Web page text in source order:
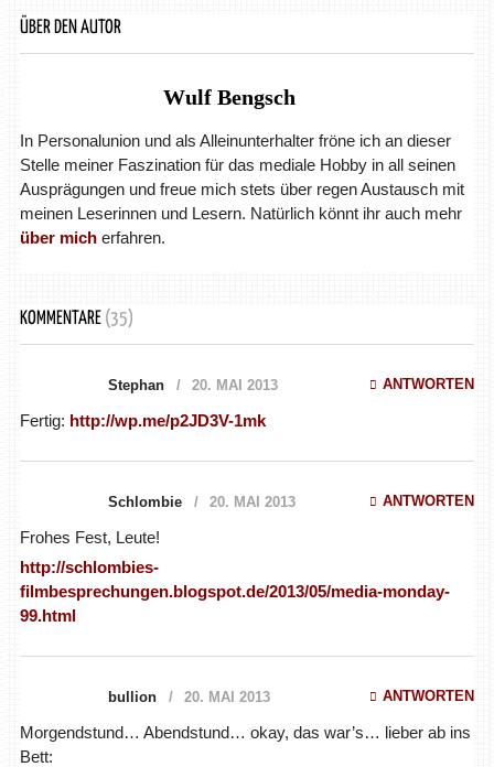
ÜBER DEN AUTOR
Wulf Bengsch
In Personalunion und als Alleinunterhalter fröne ich an dieser
Stelle meiner Faszination für das mediale Hobby in all seinen
Ausprägungen und freue mich stets über regen Austausch mit
meinen Leserinnen und Lesern. Natürlich könnt ihr auch mehr
über micherfahren.
KOMMENTARE (35)
Stephan 20. MAI 2013 ANTWORTEN
Fertig: http://wp.me/p2JD3V-1mk
Schlombie 20. MAI 2013 ANTWORTEN
Frohes Fest, Leute!
http://schlombies-
filmbesprechungen.blogspot.de/2013/05/media-monday-
99.html
bullion 20. MAI 2013 ANTWORTEN
Morgendstund… Abendstund… okay, das war’s… lieber ab ins
Bett: